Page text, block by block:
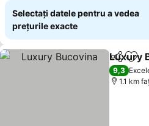
Selectați datele pentru a vedea
prețurile exacte
Luxury
9,3
1.1 km